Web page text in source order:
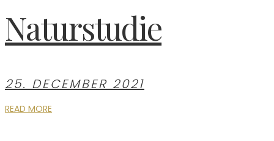
Naturstudie
25. DECEMBER 2021
READ MORE